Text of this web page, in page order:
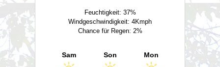
Feuchtigkeit: 37%
Windgeschwindigkeit: 4Kmph
Chance für Regen: 2%
Sam Son Mon